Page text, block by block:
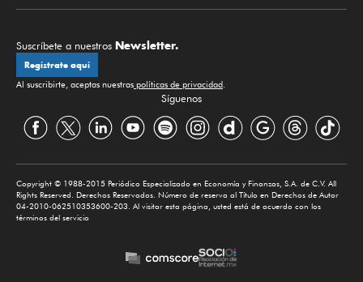
Suscríbete a nuestros Newsletter.
Regístrate aquí
Al suscribirte, aceptas nuestras políticas de privacidad.
Síguenos
Copyright © 1988-2015 Periódico Especializado en Economía y Finanzas, S.A. de C.V. All
Rights Reserved. Derechos Reservados. Número de reserva al Título en Derechos de Autor
04-2010-062510353600-203. Al visitar esta página, usted está de acuerdo con los
términos del servicio